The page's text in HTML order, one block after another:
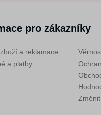
pro zákazníky
a reklamace
a platby